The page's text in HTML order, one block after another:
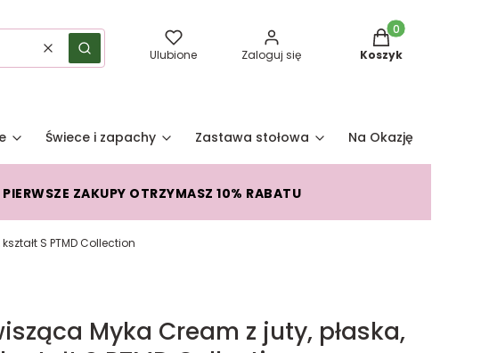
WyczyśćSzukaj Ulubione Zaloguj się
Produkty w
Koszyk
Świece i zapachy Zastawa stołowa Na Okazję
ZAKUPY OTRZYMASZ 10% RABATU
S PTMD Collection
Myka Cream z juty, płaska,